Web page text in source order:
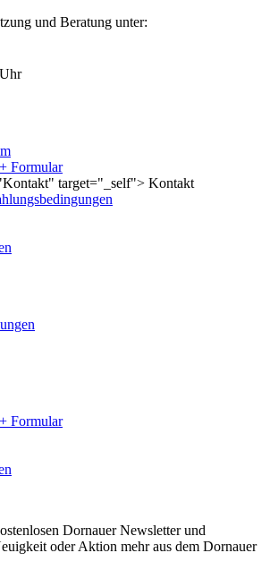
und Beratung unter:
Formular
target="_self"> Kontakt
Formular
Dornauer Newsletter und
oder Aktion mehr aus dem Dornauer